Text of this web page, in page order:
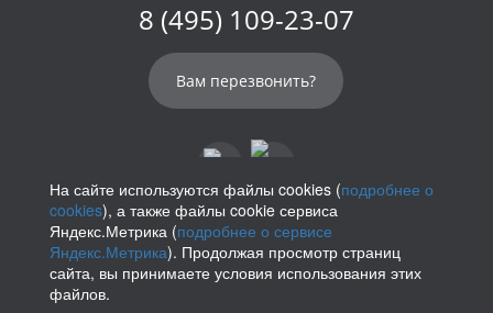
8 (495) 109-23-07
Вам перезвонить?
info@parikof.ru
На сайте используются файлы cookies (подробнее о
cookies), а также файлы cookie сервиса
Яндекс.Метрика (подробнее о сервисе
Яндекс.Метрика). Продолжая просмотр страниц
сайта, вы принимаете условия использования этих
файлов.